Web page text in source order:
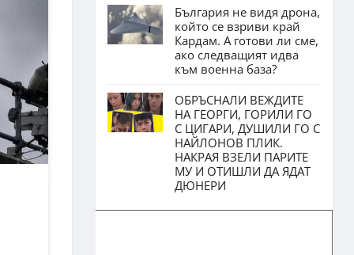
България не видя дрона,
който се взриви край
Кардам. А готови ли сме,
ако следващият идва
към военна база?
ОБРЪСНАЛИ ВЕЖДИТЕ
НА ГЕОРГИ, ГОРИЛИ ГО
С ЦИГАРИ, ДУШИЛИ ГО С
НАЙЛОНОВ ПЛИК.
НАКРАЯ ВЗЕЛИ ПАРИТЕ
МУ И ОТИШЛИ ДА ЯДАТ
ДЮНЕРИ